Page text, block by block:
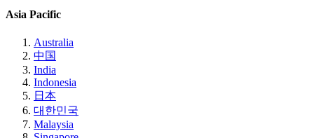
Asia Pacific
Australia
中国
India
Indonesia
日本
대한민국
Malaysia